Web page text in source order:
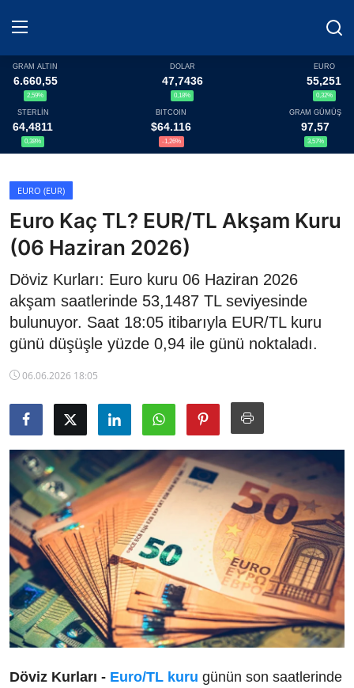
Haberler
Döviz
Altın Fiyatları
Döviz Kurları
Fonlar
Kripto Paralar
Çeviriciler
TCMB Kurları
Emtia Fiyatları
Kapalı Çarşı
Şirket Haberleri
GRAM ALTIN
6.660,55
2,59%
DOLAR
47,7436
0,18%
EURO
55,251
0,32%
STERLİN
64,4811
0,38%
BITCOIN
$64.116
-1,26%
GRAM GÜMÜŞ
97,57
3,57%
EURO (EUR)
Euro Kaç TL? EUR/TL Akşam Kuru
(06 Haziran 2026)
Döviz Kurları: Euro kuru 06 Haziran 2026
akşam saatlerinde 53,1487 TL seviyesinde
bulunuyor. Saat 18:05 itibarıyla EUR/TL kuru
günü düşüşle yüzde 0,94 ile günü noktaladı.
06.06.2026 18:05
Döviz Kurları - Euro/TL kuru günün son saatlerinde